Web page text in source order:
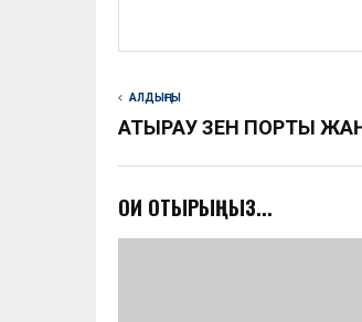
АЛДЫҢҒЫ
АТЫРАУ ӨЗЕН ПОРТЫ
ОҚИ ОТЫРЫҢЫЗ...